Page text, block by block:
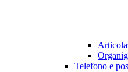
Telefono e